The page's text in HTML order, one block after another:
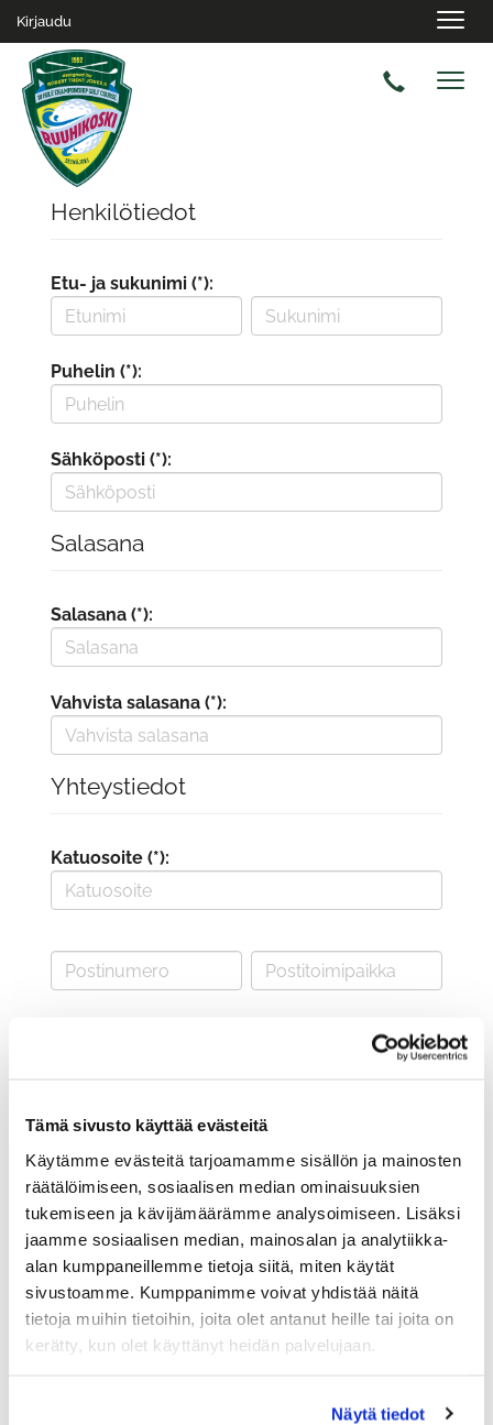
Tämä sivusto käyttää evästeitä
Käytämme evästeitä tarjoamamme sisällön ja mainosten
räätälöimiseen, sosiaalisen median ominaisuuksien
tukemiseen ja kävijämäärämme analysoimiseen. Lisäksi
jaamme sosiaalisen median, mainosalan ja analytiikka-
alan kumppaneillemme tietoja siitä, miten käytät
sivustoamme. Kumppanimme voivat yhdistää näitä
tietoja muihin tietoihin, joita olet antanut heille tai joita on
kerätty, kun olet käyttänyt heidän palvelujaan.
Näytä tiedot
Kirjaudu
Henkilötiedot
Etu- ja sukunimi (*):
Puhelin (*):
Sähköposti (*):
Salasana
Salasana (*):
Vahvista salasana (*):
Yhteystiedot
Katuosoite (*):
Valitse seura:
Jäsennumero:
Lisätiedot